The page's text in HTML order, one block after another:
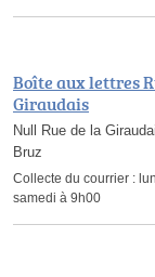
Boîte aux lettres
Giraudais
Null Rue de la
Bruz
Collecte du courrier :
samedi à 9h00